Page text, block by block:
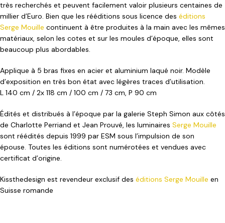
très recherchés et peuvent facilement valoir plusieurs centaines de
millier d’Euro. Bien que les rééditions sous licence des éditions
Serge Mouille continuent à être produites à la main avec les mêmes
matériaux, selon les cotes et sur les moules d’époque, elles sont
beaucoup plus abordables.
Applique à 5 bras fixes en acier et aluminium laqué noir. Modèle
d’exposition en très bon état avec légères traces d’utilisation.
L 140 cm / 2x 118 cm / 100 cm / 73 cm, P 90 cm
Édités et distribués à l’époque par la galerie Steph Simon aux côtés
de Charlotte Perriand et Jean Prouvé, les luminaires Serge Mouille
sont réédités depuis 1999 par ESM sous l’impulsion de son
épouse. Toutes les éditions sont numérotées et vendues avec
certificat d’origine.
Kissthedesign est revendeur exclusif des éditions Serge Mouille en
Suisse romande